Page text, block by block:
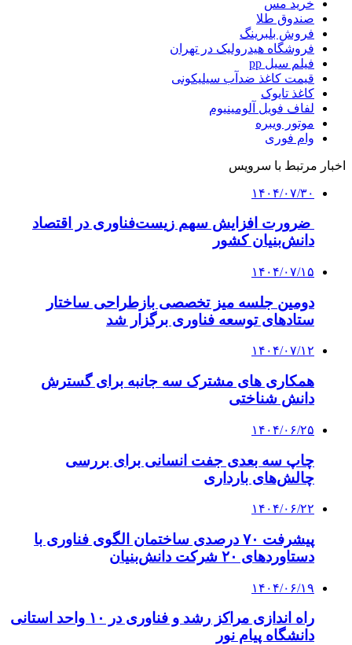
خرید مس
صندوق طلا
فروش بلبرینگ
فروشگاه هیدرولیک در تهران
فیلم سیل pp
قیمت کاغذ ضدآب سیلیکونی
کاغذ تایوک
لفاف فویل آلومینیوم
موتور ویبره
وام فوری
اخبار مرتبط با سرویس
۱۴۰۴/۰۷/۳۰
ضرورت افزایش سهم زیست‌فناوری در اقتصاد
دانش‌بنیان کشور
۱۴۰۴/۰۷/۱۵
دومین جلسه میز تخصصی بازطراحی ساختار
ستادهای توسعه فناوری برگزار شد
۱۴۰۴/۰۷/۱۲
همکاری های مشترک سه جانبه برای گسترش
دانش شناختی
۱۴۰۴/۰۶/۲۵
چاپ سه بعدی جفت انسانی برای بررسی
چالش‌های بارداری
۱۴۰۴/۰۶/۲۲
پیشرفت ۷۰ درصدی ساختمان الگوی فناوری با
دستاوردهای ۲۰ شرکت دانش‌بنیان
۱۴۰۴/۰۶/۱۹
راه اندازی مراکز رشد و فناوری در ۱۰ واحد استانی
دانشگاه پیام نور